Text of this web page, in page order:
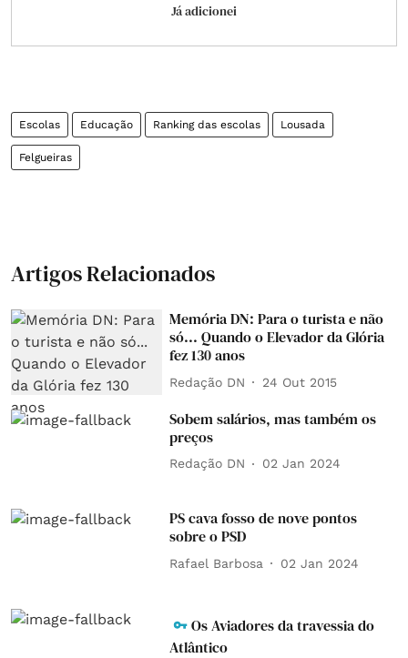
Já adicionei
Escolas Educação Ranking das escolas Lousada
Felgueiras
Artigos Relacionados
Memória DN: Para o turista e não
só... Quando o Elevador da Glória
fez 130 anos
Redação DN 24 Out 2015
Sobem salários, mas também os
preços
Redação DN 02 Jan 2024
PS cava fosso de nove pontos
sobre o PSD
Rafael Barbosa 02 Jan 2024
Os Aviadores da travessia do
Atlântico